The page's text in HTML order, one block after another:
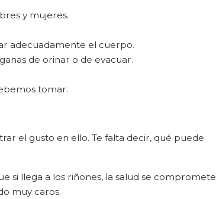
y mujeres.
adecuadamente el cuerpo.
de orinar o de evacuar.
tomar.
el gusto en ello. Te falta decir, qué puede
si llega a los riñones, la salud se
muy caros.